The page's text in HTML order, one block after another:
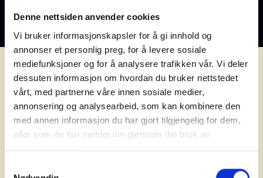
Denne nettsiden anvender cookies
Vi bruker informasjonskapsler for å gi innhold og
annonser et personlig preg, for å levere sosiale
mediefunksjoner og for å analysere trafikken vår. Vi deler
dessuten informasjon om hvordan du bruker nettstedet
vårt, med partnerne våre innen sosiale medier,
annonsering og analysearbeid, som kan kombinere den
med annen informasjon du har gjort tilgjengelig for dem,
eller som de har samlet inn gjennom din bruk av
Kontakt oss
Send oss en henvendelse,
og vi vil ta kontakt med